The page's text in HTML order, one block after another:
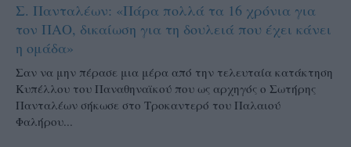
Σ. Πανταλέων: «Πάρα πολλά τα 16 χρόνια για
τον ΠΑΟ, δικαίωση για τη δουλειά που έχει κάνει
η ομάδα»
Σαν να μην πέρασε μια μέρα από την τελευταία κατάκτηση
Κυπέλλου του Παναθηναϊκού που ως αρχηγός ο Σωτήρης
Πανταλέων σήκωσε στο Τροκαντερό του Παλαιού
Φαλήρου...